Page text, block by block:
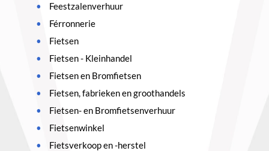
Feestzalenverhuur
Férronnerie
Fietsen
Fietsen - Kleinhandel
Fietsen en Bromfietsen
Fietsen, fabrieken en groothandels
Fietsen- en Bromfietsenverhuur
Fietsenwinkel
Fietsverkoop en -herstel